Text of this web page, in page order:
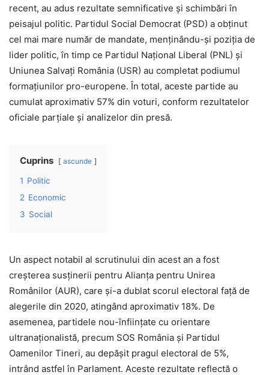
recent, au adus rezultate semnificative și schimbări în
peisajul politic. Partidul Social Democrat (PSD) a obținut
cel mai mare număr de mandate, menținându-și poziția de
lider politic, în timp ce Partidul Național Liberal (PNL) și
Uniunea Salvați România (USR) au completat podiumul
formațiunilor pro-europene. În total, aceste partide au
cumulat aproximativ 57% din voturi, conform rezultatelor
oficiale parțiale și analizelor din presă.
Cuprins ascunde
1 Politic
2 Economic
3 Social
Un aspect notabil al scrutinului din acest an a fost
creșterea susținerii pentru Alianța pentru Unirea
Românilor (AUR), care și-a dublat scorul electoral față de
alegerile din 2020, atingând aproximativ 18%. De
asemenea, partidele nou-înființate cu orientare
ultranaționalistă, precum SOS România și Partidul
Oamenilor Tineri, au depășit pragul electoral de 5%,
intrând astfel în Parlament. Aceste rezultate reflectă o